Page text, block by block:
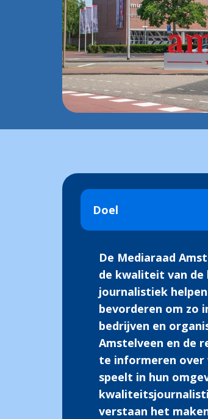
Doel
De Mediaraad
de kwaliteit van de
journalistiek helpen
bevorderen om zo
bedrijven en
Amstelveen en de
te informeren over
speelt in hun
verstaan het